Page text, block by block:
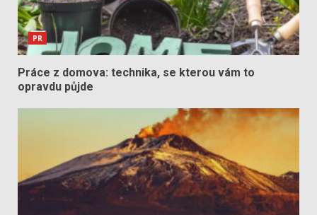
PR
Práce z domova: technika, se kterou vám to
opravdu půjde